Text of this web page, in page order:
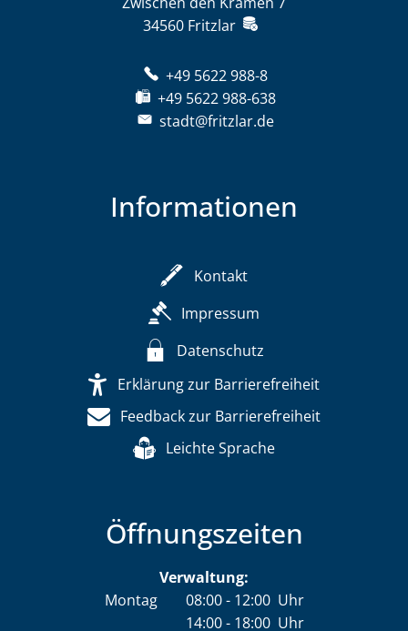
34560 Fritzlar
+49 5622 988-8
+49 5622 988-638
stadt@fritzlar.de
Informationen
Kontakt
Impressum
Datenschutz
Erklärung zur Barrierefreiheit
Feedback zur Barrierefreiheit
Leichte Sprache
Öffnungszeiten
Verwaltung:
Montag
08:00- 12:00 Uhr
Von 08:00 bis 12:00 Uhr
14:00- 18:00 Uhr